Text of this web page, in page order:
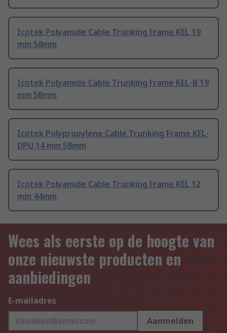
Icotek Polyamide Cable Trunking Frame KEL 19
mm 58mm
Icotek Polyamide Cable Trunking Frame KEL-B 19
mm 58mm
Icotek Polypropylene Cable Trunking Frame KEL-
DPU 14 mm 58mm
Icotek Polyamide Cable Trunking Frame KEL 12
mm 44mm
Wees als eerste op de hoogte van
onze nieuwste producten en
aanbiedingen
E-mailadres
Aanmelden